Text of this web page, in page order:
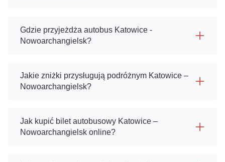
Gdzie przyjeżdża autobus Katowice -
Nowoarchangielsk?
Jakie zniżki przysługują podróżnym Katowice –
Nowoarchangielsk?
Jak kupić bilet autobusowy Katowice –
Nowoarchangielsk online?